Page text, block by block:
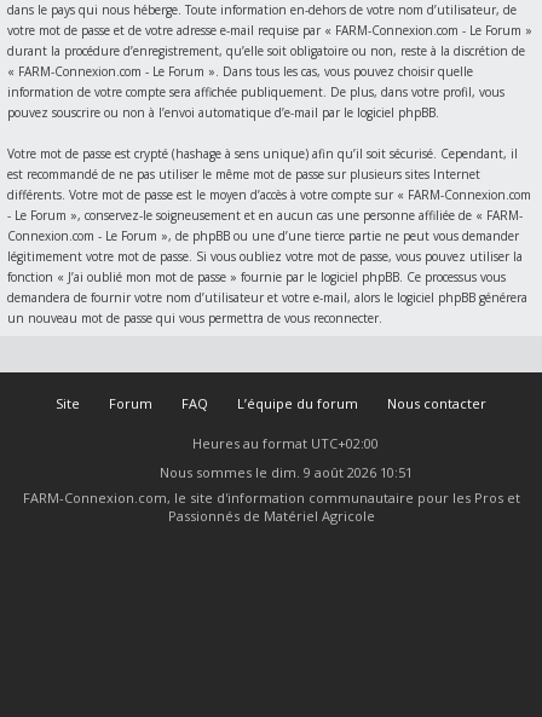
dans le pays qui nous héberge. Toute information en-dehors de votre nom d’utilisateur, de
votre mot de passe et de votre adresse e-mail requise par « FARM-Connexion.com - Le Forum »
durant la procédure d’enregistrement, qu’elle soit obligatoire ou non, reste à la discrétion de
« FARM-Connexion.com - Le Forum ». Dans tous les cas, vous pouvez choisir quelle
information de votre compte sera affichée publiquement. De plus, dans votre profil, vous
pouvez souscrire ou non à l’envoi automatique d’e-mail par le logiciel phpBB.
Votre mot de passe est crypté (hashage à sens unique) afin qu’il soit sécurisé. Cependant, il
est recommandé de ne pas utiliser le même mot de passe sur plusieurs sites Internet
différents. Votre mot de passe est le moyen d’accès à votre compte sur « FARM-Connexion.com
- Le Forum », conservez-le soigneusement et en aucun cas une personne affiliée de « FARM-
Connexion.com - Le Forum », de phpBB ou une d’une tierce partie ne peut vous demander
légitimement votre mot de passe. Si vous oubliez votre mot de passe, vous pouvez utiliser la
fonction « J’ai oublié mon mot de passe » fournie par le logiciel phpBB. Ce processus vous
demandera de fournir votre nom d’utilisateur et votre e-mail, alors le logiciel phpBB générera
un nouveau mot de passe qui vous permettra de vous reconnecter.
Site Forum FAQ L’équipe du forum Nous contacter
Heures au format UTC+02:00
Nous sommes le dim. 9 août 2026 10:51
FARM-Connexion.com, le site d'information communautaire pour les Pros et
Passionnés de Matériel Agricole